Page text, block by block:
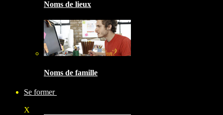
Noms de lieux
Noms de famille
Se former
X